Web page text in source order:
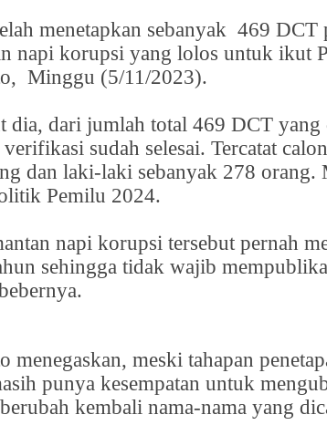
menetapkan sebanyak 469 DCT
napi korupsi yang lolos untuk ikut
Minggu (5/11/2023).
dia, dari jumlah total 469 DCT yang
verifikasi sudah selesai. Tercatat
dan laki-laki sebanyak 278 orang.
Pemilu 2024.
napi korupsi tersebut pernah
sehingga tidak wajib
menegaskan, meski tahapan
punya kesempatan untuk
kembali nama-nama yang